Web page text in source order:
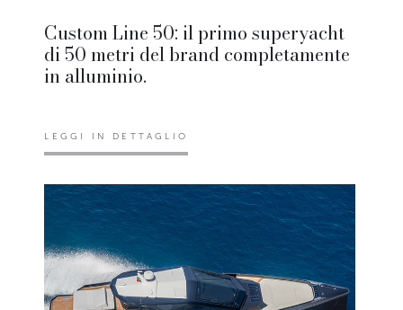
Custom Line 50: il primo superyacht
di 50 metri del brand completamente
in alluminio.
LEGGI IN DETTAGLIO